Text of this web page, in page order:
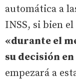
automática a
INSS, si bien
«durante el
su decisión
empezará a